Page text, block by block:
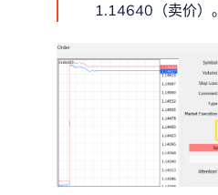
1.14640（卖价）。